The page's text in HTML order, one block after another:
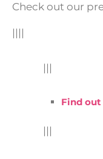
Check out our
||||
|||
Find
|||